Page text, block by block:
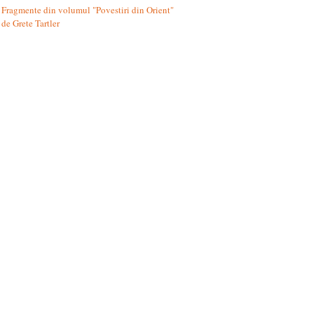
Fragmente din volumul "Povestiri din Orient"
de Grete Tartler